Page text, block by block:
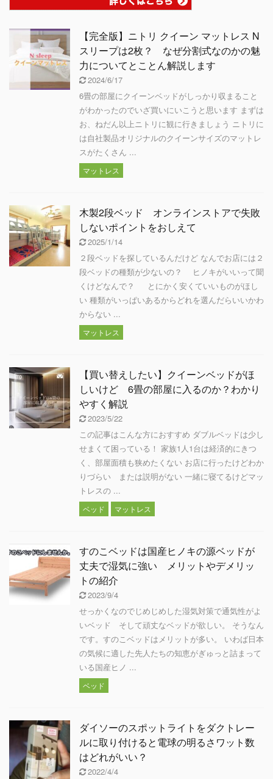
【完全版】ニトリ クイーン マットレス N
スリープは2枚？ なぜ分割式なのかの魅
力についてとことん解説します
2024/6/17
6畳の部屋にクイーンベッドがしっかり収まること
がわかったのでいざ買いにいこうと思います まずは
お、ねだん以上ニトリに観に行きましょう ニトリに
は自社製品オリジナルのクイーンサイズのマットレ
スがたくさん ...
マットレス
木製2段ベッド オンラインストアで失敗
しないポイントをおしえて
2025/1/14
２段ベッドを探しているんだけど なんでお店には２
段ベッドの種類が少ないの？ ヒノキがいいって聞
くけどなんで？ とにかく安くていいものがほし
い 種類がいっぱいあるからどれを選んだらいいかわ
からない ...
マットレス
【買い替えしたい】クイーンベッドがほ
しいけど 6畳の部屋に入るのか？わかり
やすく解説
2023/5/22
この記事はこんな方におすすめ ダブルベッドは少し
せまくて困っている！ 家族1人1台は経済的にきつ
く、部屋面積も狭めたくない お店に行ったけどわか
りづらい または説明がない 一緒に寝てるけどマッ
トレスの ...
ベッド マットレス
すのこベッドは国産ヒノキの源ベッドが
丈夫で湿気に強い メリットやデメリッ
トの紹介
2023/9/4
せっかくなのでじめじめした湿気対策で通気性がよ
いベッド そして頑丈なベッドが欲しい。 そうなん
です。すのこベッドはメリットが多い。 いわば日本
の気候に適した先人たちの知恵がぎゅっと詰まって
いる国産ヒノ ...
ベッド
ダイソーのスポットライトをダクトレー
ルに取り付けると電球の明るさワット数
はどれがいい？
2022/4/4